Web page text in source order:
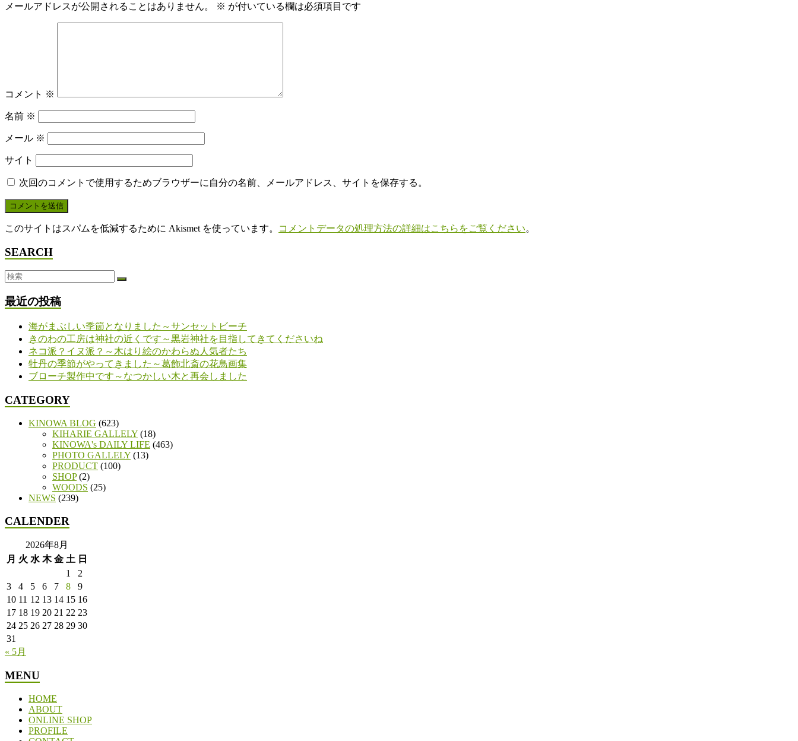
メールアドレスが公開されることはありません。 ※ が付いている欄は必須項目です
コメント ※
名前 ※
メール ※
サイト
次回のコメントで使用するためブラウザーに自分の名前、メールアドレス、サイトを保存する。
このサイトはスパムを低減するために Akismet を使っています。 コメントデータの処理方法の詳細はこちらをご覧ください。
SEARCH
最近の投稿
海がまぶしい季節となりました～サンセットビーチ
きのわの工房は神社の近くです～黒岩神社を目指してきてくださいね
ネコ派？イヌ派？～木はり絵のかわらぬ人気者たち
牡丹の季節がやってきました～葛飾北斎の花鳥画集
ブローチ製作中です～なつかしい木と再会しました
CATEGORY
KINOWA BLOG (623)
KIHARIE GALLELY (18)
KINOWA's DAILY LIFE (463)
PHOTO GALLELY (13)
PRODUCT (100)
SHOP(2)
WOODS (25)
NEWS (239)
CALENDER
2026年8月
月 火 水 木 金 土 日
1
2
3
4 5 6 7 8
9
10 11 12 13 14 15 16
17 18 19 20 21 22 23
24 25 26 27 28 29 30
31
« 5月
MENU
HOME
ABOUT
ONLINE SHOP
PROFILE